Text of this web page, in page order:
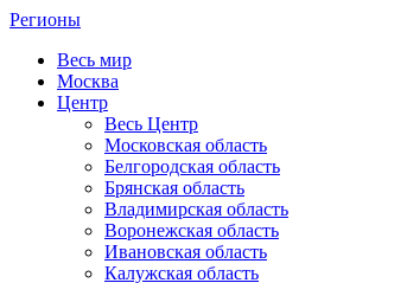
Регионы
Весь мир
Москва
Центр
Весь Центр
Московская область
Белгородская область
Брянская область
Владимирская область
Воронежская область
Ивановская область
Калужская область